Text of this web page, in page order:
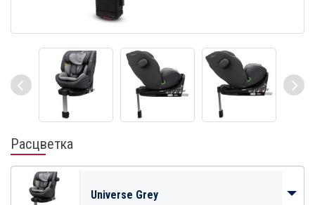
Расцветка
Universe Grey